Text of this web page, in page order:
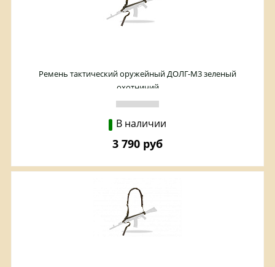
Ремень тактический оружейный ДОЛГ-М3 зеленый
охотничий
В наличии
3 790 руб